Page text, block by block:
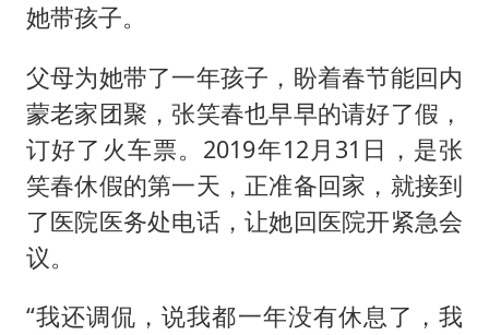
她带孩子。
父母为她带了一年孩子，盼着春节能回内
蒙老家团聚，张笑春也早早的请好了假，
订好了火车票。2019年12月31日，是张
笑春休假的第一天，正准备回家，就接到
了医院医务处电话，让她回医院开紧急会
议。
“我还调侃，说我都一年没有休息了，我